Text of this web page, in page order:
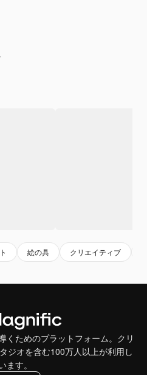
絵の具 クリエイティブ
くためのプラットフォーム。クリ
ジオを含む100万人以上が利用し
ます。